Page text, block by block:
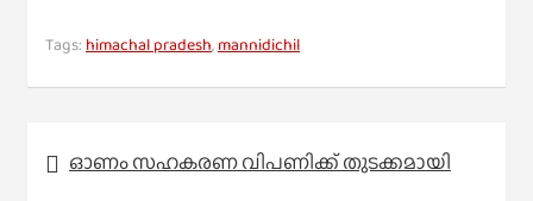
Tags: himachal pradesh, mannidichil
navigation
ഓണം സഹകരണ വിപണിക്ക് തുടക്കമായി